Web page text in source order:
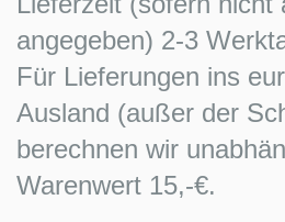
angegeben) 2-3
Für Lieferungen ins
Ausland (außer der
berechnen wir
Warenwert 15,-€.